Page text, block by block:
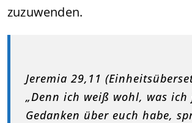
zuzuwenden.
Jeremia 29,11
„Denn ich weiß wohl, was
Gedanken über euch habe,